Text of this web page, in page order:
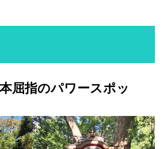
屈指のパワースポッ